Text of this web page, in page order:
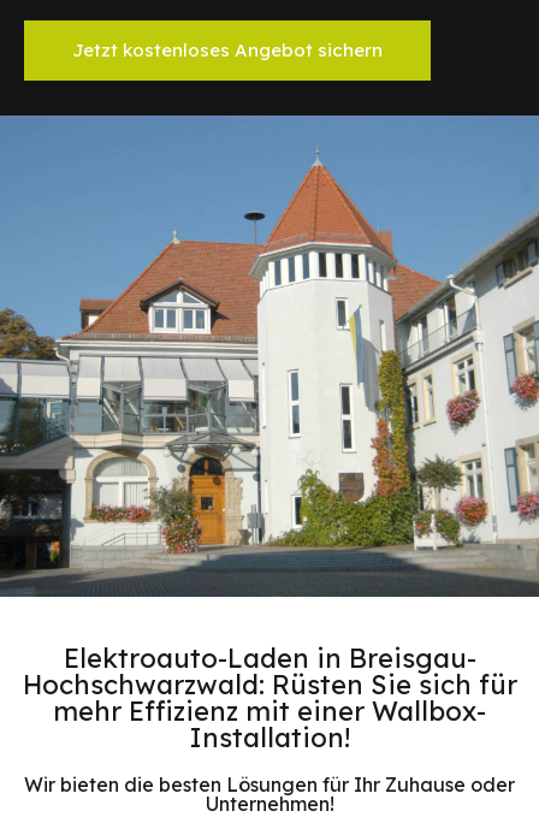
Jetzt kostenloses Angebot sichern
Elektroauto-Laden in Breisgau-
Hochschwarzwald: Rüsten Sie sich für
mehr Effizienz mit einer Wallbox-
Installation!
Wir bieten die besten Lösungen für Ihr Zuhause oder
Unternehmen!